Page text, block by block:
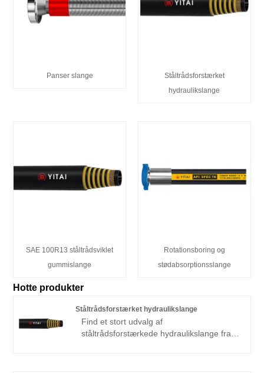
Panser slange
Ståltrådsforstærket
hydraulikslange
SAE 100R13 ståltrådsviklet
gummislange
Rotationsboring og
stødabsorptionsslange
Hotte produkter
Ståltrådsforstærket hydraulikslange
Find et stort udvalg af
ståltrådsforstærkede hydraulikslange fra